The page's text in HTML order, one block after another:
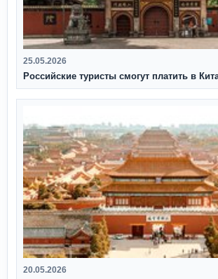
25.05.2026
Российские туристы смогут платить в
20.05.2026